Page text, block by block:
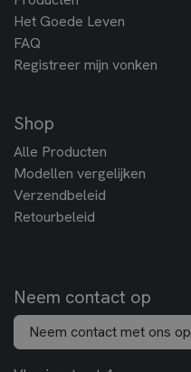
Het Goede Leven
FAQ
Registreer mijn vonken
Shop
Alle Producten
Modellen vergelijken
Verzendbeleid
Retourbeleid
Neem contact op
Neem contact met ons op